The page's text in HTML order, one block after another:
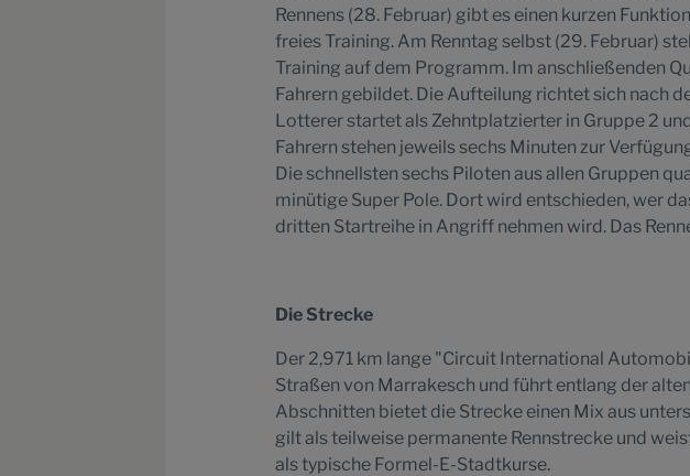
Rennens (28. Februar) gibt es einen kurzen
freies Training. Am Renntag selbst (29. Februar)
Training auf dem Programm. Im anschließenden
Fahrern gebildet. Die Aufteilung richtet sich nach
Lotterer startet als Zehntplatzierter in Gruppe 2
Fahrern stehen jeweils sechs Minuten zur
Die schnellsten sechs Piloten aus allen Gruppen
minütige Super Pole. Dort wird entschieden, wer
dritten Startreihe in Angriff nehmen wird. Das
Die Strecke
Der 2,971 km lange "Circuit International
Straßen von Marrakesch und führt entlang der
Abschnitten bietet die Strecke einen Mix aus
gilt als teilweise permanente Rennstrecke und
als typische Formel-E-Stadtkurse.